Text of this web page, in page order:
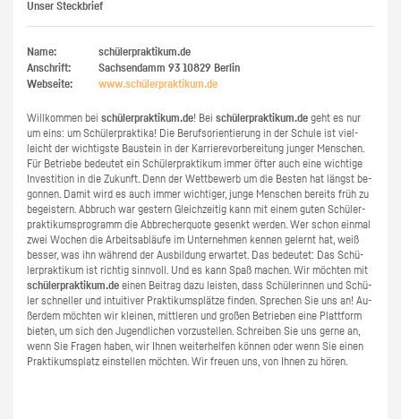
Unser Steckbrief
Name:
schülerpraktikum.de
Anschrift:
Sachsendamm 93 10829 Berlin
Webseite:
www.​schüler​prak​tiku​m.​de
Will­kom­men bei schü­ler­prak­ti­kum.de! Bei schü­ler­prak­ti­kum.de geht es nur
um eins: um Schü­ler­prak­ti­ka! Die Be­rufs­ori­en­tie­rung in der Schu­le ist viel­
leicht der wich­tigs­te Bau­stein in der Kar­rie­re­vor­be­rei­tung jun­ger Men­schen.
Für Be­trie­be be­deu­tet ein Schü­ler­prak­ti­kum immer öfter auch eine wich­ti­ge
In­ves­ti­ti­on in die Zu­kunft. Denn der Wett­be­werb um die Bes­ten hat längst be­
gon­nen. Damit wird es auch immer wich­ti­ger, junge Men­schen be­reits früh zu
be­geis­tern. Ab­bruch war ges­tern Gleich­zei­tig kann mit einem guten Schü­ler­
prak­ti­kums­pro­gramm die Ab­bre­cher­quo­te ge­senkt wer­den. Wer schon ein­mal
zwei Wo­chen die Ar­beits­ab­läu­fe im Un­ter­neh­men ken­nen ge­lernt hat, weiß
bes­ser, was ihn wäh­rend der Aus­bil­dung er­war­tet. Das be­deu­tet: Das Schü­
ler­prak­ti­kum ist rich­tig sinn­voll. Und es kann Spaß ma­chen. Wir möch­ten mit
schü­ler­prak­ti­kum.de einen Bei­trag dazu leis­ten, dass Schü­le­rin­nen und Schü­
ler schnel­ler und in­tui­ti­ver Prak­ti­kums­plät­ze fin­den. Spre­chen Sie uns an! Au­
ßer­dem möch­ten wir klei­nen, mitt­le­ren und gro­ßen Be­trie­ben eine Platt­form
bie­ten, um sich den Ju­gend­li­chen vor­zu­stel­len. Schrei­ben Sie uns gerne an,
wenn Sie Fra­gen haben, wir Ihnen wei­ter­hel­fen kön­nen oder wenn Sie einen
Prak­ti­kums­platz ein­stel­len möch­ten. Wir freu­en uns, von Ihnen zu hören.